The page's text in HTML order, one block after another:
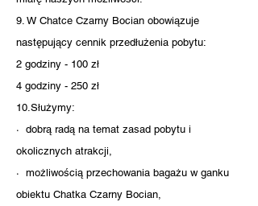
9. W Chatce Czarny Bocian obowiązuje
następujący cennik przedłużenia pobytu:
2 godziny - 100 zł
4 godziny - 250 zł
10.Służymy:
· dobrą radą na temat zasad pobytu i
okolicznych atrakcji,
· możliwością przechowania bagażu w ganku
obiektu Chatka Czarny Bocian,